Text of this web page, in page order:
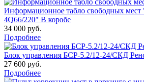
Информационное табло свободных
4Q66/220" В коробе
34 000 руб.
Подробнее
Блок управления БСР-5.2/12-24/СКД
27 600 руб.
Подробнее